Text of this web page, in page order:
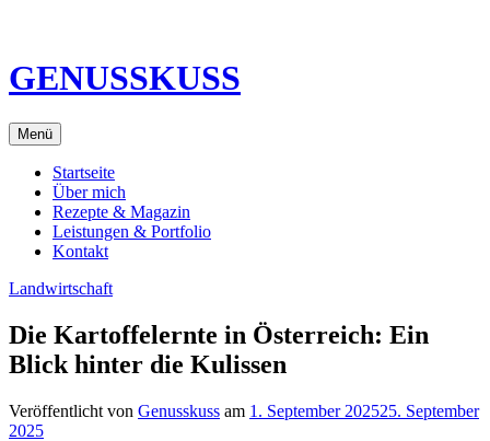
GENUSSKUSS
Menü
Startseite
Über mich
Rezepte & Magazin
Leistungen & Portfolio
Kontakt
Landwirtschaft
Die Kartoffelernte in Österreich: Ein
Blick hinter die Kulissen
Veröffentlicht von Genusskuss am 1. September 202525. September
2025